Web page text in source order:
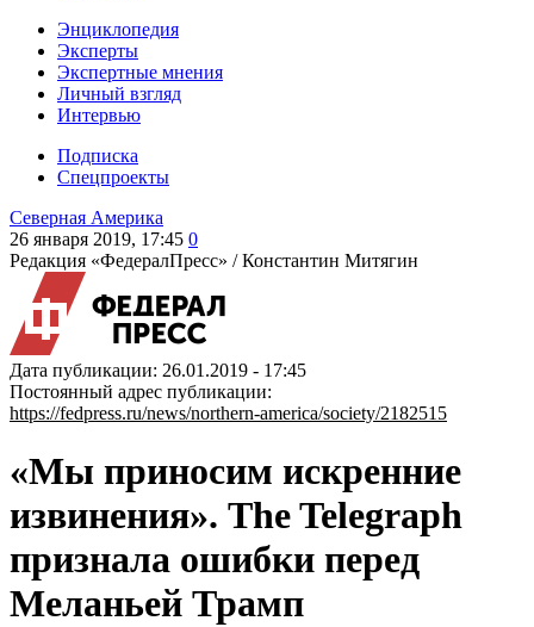
Энциклопедия
Эксперты
Экспертные мнения
Личный взгляд
Интервью
Подписка
Спецпроекты
Северная Америка
26 января 2019, 17:45 0
Редакция «ФедералПресс» /Константин Митягин
Дата публикации: 26.01.2019 - 17:45
Постоянный адрес публикации:
https://fedpress.ru/news/northern-america/society/2182515
«Мы приносим искренние
извинения». The Telegraph
признала ошибки перед
Меланьей Трамп